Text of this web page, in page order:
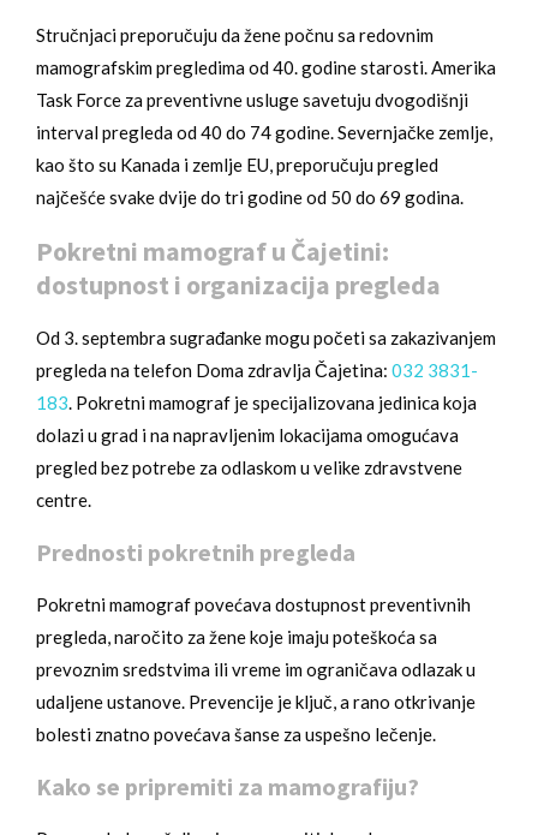
Stručnjaci preporučuju da žene počnu sa redovnim
mamografskim pregledima od 40. godine starosti. Amerika
Task Force za preventivne usluge savetuju dvogodišnji
interval pregleda od 40 do 74 godine. Severnjačke zemlje,
kao što su Kanada i zemlje EU, preporučuju pregled
najčešće svake dvije do tri godine od 50 do 69 godina.
Pokretni mamograf u Čajetini:
dostupnost i organizacija pregleda
Od 3. septembra sugrađanke mogu početi sa zakazivanjem
pregleda na telefon Doma zdravlja Čajetina: 032 3831-
183. Pokretni mamograf je specijalizovana jedinica koja
dolazi u grad i na napravljenim lokacijama omogućava
pregled bez potrebe za odlaskom u velike zdravstvene
centre.
Prednosti pokretnih pregleda
Pokretni mamograf povećava dostupnost preventivnih
pregleda, naročito za žene koje imaju poteškoća sa
prevoznim sredstvima ili vreme im ograničava odlazak u
udaljene ustanove. Prevencije je ključ, a rano otkrivanje
bolesti znatno povećava šanse za uspešno lečenje.
Kako se pripremiti za mamografiju?